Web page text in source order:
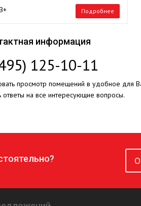
Подробнее
информация
125-10-11
просмотр помещений в удобное для
ответы на все интересующие вопросы.